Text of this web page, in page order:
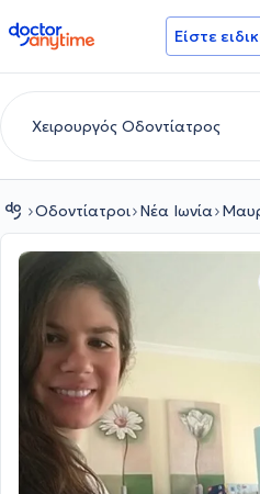
doctoranytime Είστε
Οδοντίατροι Νέα Ιωνία